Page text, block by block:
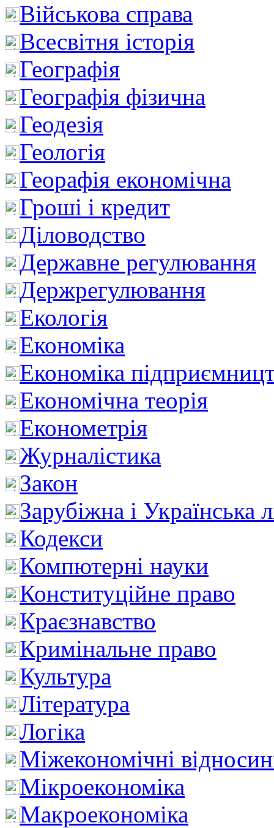
Військова справа
Всесвітня історія
Географія
Географія фізична
Геодезія
Геологія
Георафія економічна
Гроші і кредит
Діловодство
Державне регулювання
Держрегулювання
Екологія
Економіка
Економіка
Економічна теорія
Економетрія
Журналістика
Закон
Зарубіжна і Українська
Кодекси
Компютерні науки
Конституційне право
Краєзнавство
Кримінальне право
Культура
Література
Логіка
Міжекономічні
Мікроекономіка
Макроекономіка